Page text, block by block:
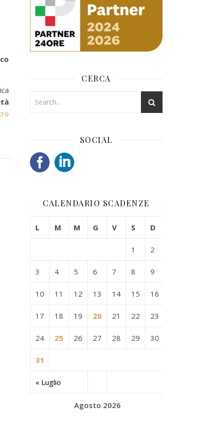
CERCA
SOCIAL
CALENDARIO SCADENZE
Agosto 2026
L M M G V S D
« Luglio
1 2
3 4 5 6 7 8 9
10 11 12 13 14 15 16
17 18 19 20 21 22 23
24 25 26 27 28 29 30
31